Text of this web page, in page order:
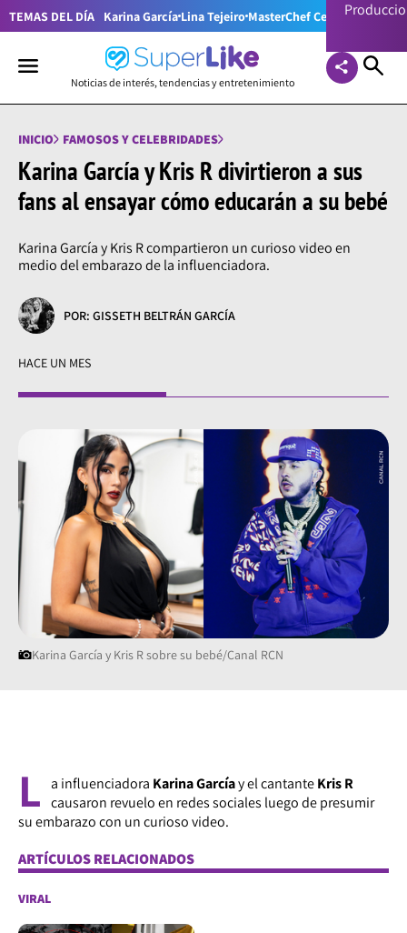
TEMAS DEL DÍA Karina García Lina Tejeiro MasterChef Celebrity
Noticias de interés, tendencias y entretenimiento
INICIO FAMOSOS Y CELEBRIDADES
Karina García y Kris R divirtieron a sus
fans al ensayar cómo educarán a su bebé
Karina García y Kris R compartieron un curioso video en
medio del embarazo de la influenciadora.
POR: GISSETH BELTRÁN GARCÍA
HACE UN MES
Karina García y Kris R sobre su bebé/Canal RCN
L a influenciadora Karina Garcíay el cantanteKris R
causaron revuelo en redes sociales luego de presumir
su embarazo con un curioso video.
ARTÍCULOS RELACIONADOS
VIRAL